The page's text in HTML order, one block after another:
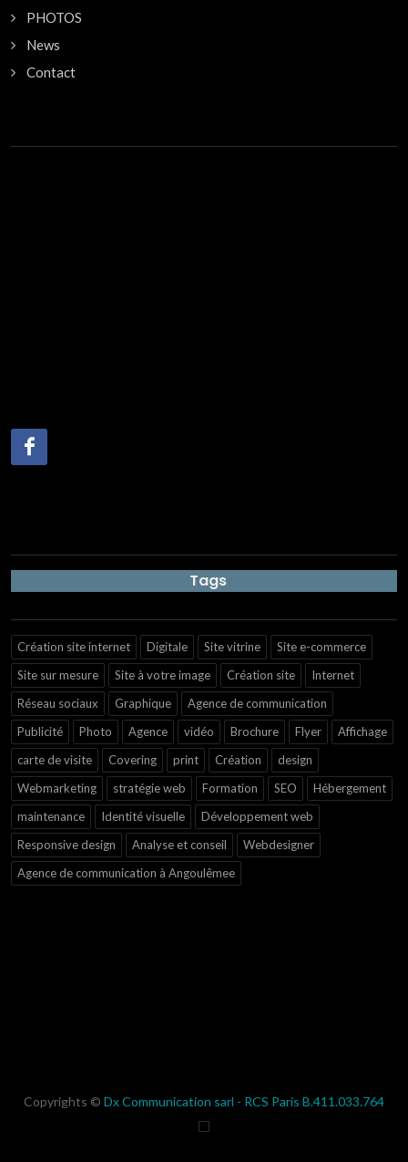
PHOTOS
News
Contact
Tags
Création site internet Digitale Site vitrine
Site e-commerce
Site sur mesure
Site à votre image Création site
Internet
Réseau sociaux
Graphique
Agence de communication
Publicité
Photo Agence vidéo Brochure Flyer
Affichage
carte de visite
Covering print Création
design
Webmarketing
stratégie web Formation SEO
Hébergement
maintenance
Identité visuelle
Développement web
Responsive design
Analyse et conseil
Webdesigner
Agence de communication à Angoulêmee
Copyrights © Dx Communication sarl - RCS Paris B.411.033.764